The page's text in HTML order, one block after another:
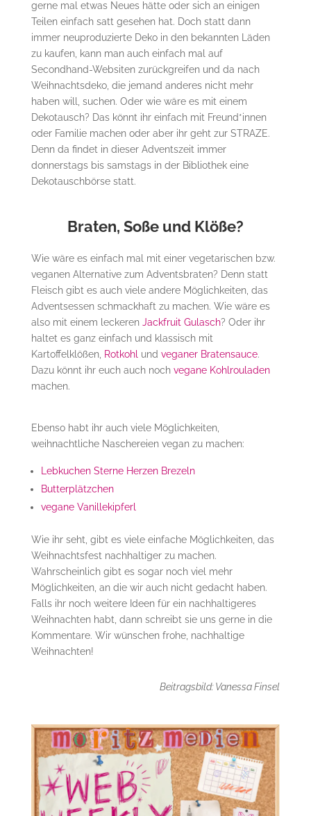
gerne mal etwas Neues hätte oder sich an einigen
Teilen einfach satt gesehen hat. Doch statt dann
immer neuproduzierte Deko in den bekannten Läden
zu kaufen, kann man auch einfach mal auf
Secondhand-Websiten zurückgreifen und da nach
Weihnachtsdeko, die jemand anderes nicht mehr
haben will, suchen. Oder wie wäre es mit einem
Dekotausch? Das könnt ihr einfach mit Freund*innen
oder Familie machen oder aber ihr geht zur STRAZE.
Denn da findet in dieser Adventszeit immer
donnerstags bis samstags in der Bibliothek eine
Dekotauschbörse statt.
Braten, Soße und Klöße?
Wie wäre es einfach mal mit einer vegetarischen bzw.
veganen Alternative zum Adventsbraten? Denn statt
Fleisch gibt es auch viele andere Möglichkeiten, das
Adventsessen schmackhaft zu machen. Wie wäre es
also mit einem leckeren Jackfruit Gulasch? Oder ihr
haltet es ganz einfach und klassisch mit
Kartoffelklößen, Rotkohlund veganer Bratensauce.
Dazu könnt ihr euch auch noch vegane Kohlrouladen
machen.
Ebenso habt ihr auch viele Möglichkeiten,
weihnachtliche Naschereien vegan zu machen:
Lebkuchen Sterne Herzen Brezeln
Butterplätzchen
vegane Vanillekipferl
Wie ihr seht, gibt es viele einfache Möglichkeiten, das
Weihnachtsfest nachhaltiger zu machen.
Wahrscheinlich gibt es sogar noch viel mehr
Möglichkeiten, an die wir auch nicht gedacht haben.
Falls ihr noch weitere Ideen für ein nachhaltigeres
Weihnachten habt, dann schreibt sie uns gerne in die
Kommentare. Wir wünschen frohe, nachhaltige
Weihnachten!
Beitragsbild: Vanessa Finsel